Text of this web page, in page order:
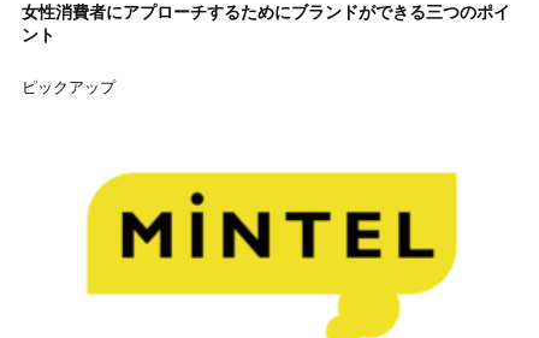
女性消費者にアプローチするためにブランドができる三つのポイ
ント
ピックアップ